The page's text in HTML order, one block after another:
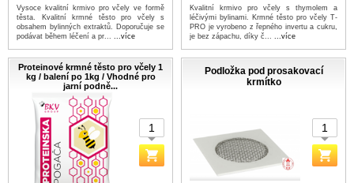
Vysoce kvalitní krmivo pro včely ve formě
těsta. Kvalitní krmné těsto pro včely s
obsahem bylinných extraktů. Doporučuje se
podávat během léčení a pr... ...více
Kvalitní krmivo pro včely s thymolem a
léčivými bylinami. Krmné těsto pro včely T-
PRO je vyrobeno z řepného invertu a cukru,
je bez zápachu, díky č... ...více
Proteinové krmné těsto pro včely 1
kg / balení po 1kg / Vhodné pro
jarní podně...
Podložka pod prosakovací
krmítko